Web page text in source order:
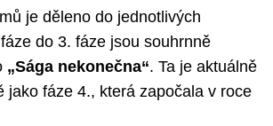
je děleno do jednotlivých
do 3. fáze jsou souhrnně
„Sága nekonečna“. Ta je aktuálně
jako fáze 4., která započala v roce